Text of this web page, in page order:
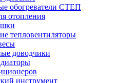
обогреватели СТЕП
отопления
тепловентиляторы
доводчики
инструмент